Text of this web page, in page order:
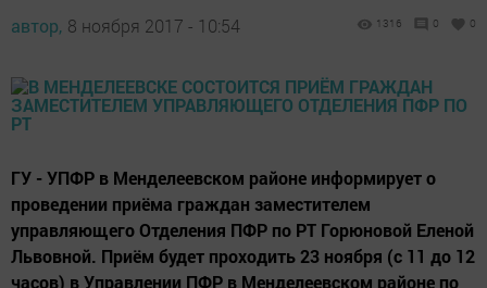
автор, 8 ноября 2017 - 10:54 1316 0 0
ГУ - УПФР в Менделеевском районе информирует о
проведении приёма граждан заместителем
управляющего Отделения ПФР по РТ Горюновой Еленой
Львовной. Приём будет проходить 23 ноября (с 11 до 12
часов) в Управлении ПФР в Менделеевском районе по